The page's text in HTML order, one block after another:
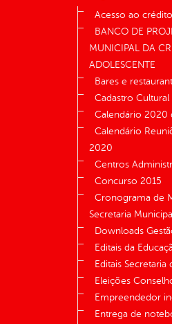
Acesso ao crédito
BANCO DE
MUNICIPAL DA
ADOLESCENTE
Bares e
Cadastro Cultural
Calendário 2020
Calendário
2020
Centros
Concurso 2015
Cronograma de
Secretaria
Downloads
Editais da
Editais Secretaria
Eleições
Empreendedor
Entrega de